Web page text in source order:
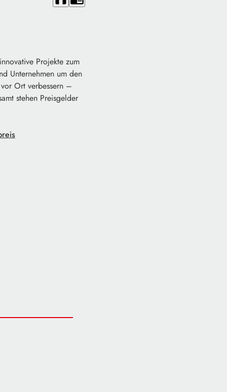
Projekte zum
Unternehmen um den
Ort verbessern –
stehen Preisgelder